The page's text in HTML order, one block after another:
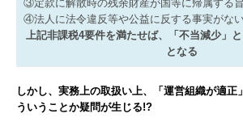
③定款に解散時の残余財産が国等に帰属する
④法人に法令違反等や公益に反する事実がな
上記非課税4要件を満たせば、「不当減少」
となる
しかし、実務上の取扱い上、「運営組織が適正
ういうことか疑問が生じる!?